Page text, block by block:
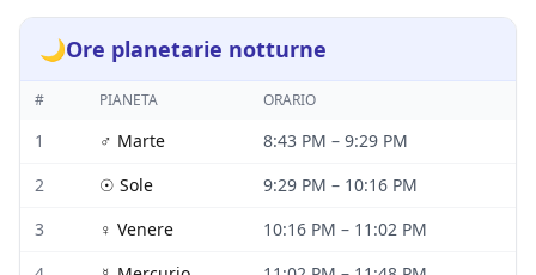
🌙Ore planetarie notturne
# PIANETA ORARIO
1 ♂ Marte 8:43 PM – 9:29 PM
2
☉ Sole 9:29 PM – 10:16 PM
3
♀ Venere 10:16 PM – 11:02 PM